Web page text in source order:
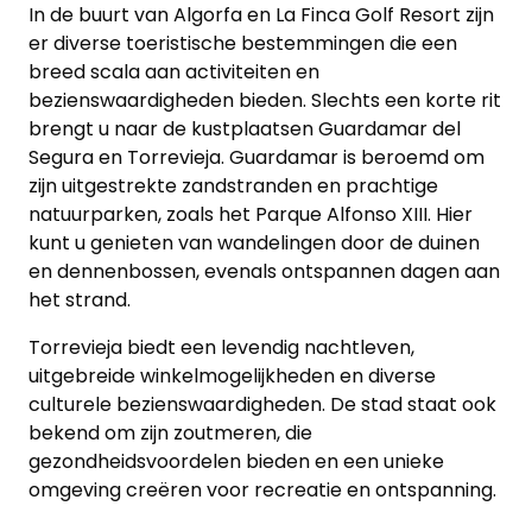
In de buurt van Algorfa en La Finca Golf Resort zijn
er diverse toeristische bestemmingen die een
breed scala aan activiteiten en
bezienswaardigheden bieden. Slechts een korte rit
brengt u naar de kustplaatsen Guardamar del
Segura en Torrevieja. Guardamar is beroemd om
zijn uitgestrekte zandstranden en prachtige
natuurparken, zoals het Parque Alfonso XIII. Hier
kunt u genieten van wandelingen door de duinen
en dennenbossen, evenals ontspannen dagen aan
het strand.
Torrevieja biedt een levendig nachtleven,
uitgebreide winkelmogelijkheden en diverse
culturele bezienswaardigheden. De stad staat ook
bekend om zijn zoutmeren, die
gezondheidsvoordelen bieden en een unieke
omgeving creëren voor recreatie en ontspanning.